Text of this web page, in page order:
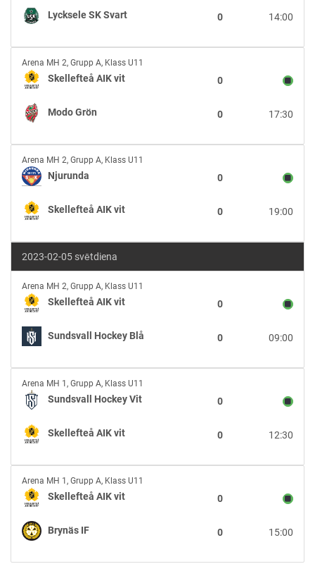
vs
Lycksele
Svart
Lycksele SK Svart 14:00
0
Skellefteå
AIK
vit
vs
Modo
Arena MH 2, Grupp A, Klass U11
Skellefteå AIK vit 0
Modo Grön 17:30
0
Njurunda
vs
Skellefteå
AIK
vit
Arena MH 2, Grupp A, Klass U11
Njurunda 0
Skellefteå AIK vit 19:00
0
2023-02-05 svētdiena
Skellefteå
AIK
vit
vs
Sundsvall
Blå
Arena MH 2, Grupp A, Klass U11
Skellefteå AIK vit 0
Sundsvall Hockey Blå 09:00
0
Sundsvall
Hockey
Vit
vs
Skellefteå
vit
Arena MH 1 , Grupp A, Klass U11
Sundsvall Hockey Vit 0
Skellefteå AIK vit 12:30
0
Skellefteå
AIK
vit
vs
Brynäs
Arena MH 1 , Grupp A, Klass U11
Skellefteå AIK vit 0
Brynäs IF 15:00
0